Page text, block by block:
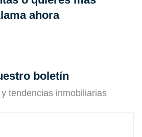
ahora
boletín
tendencias inmobiliarias